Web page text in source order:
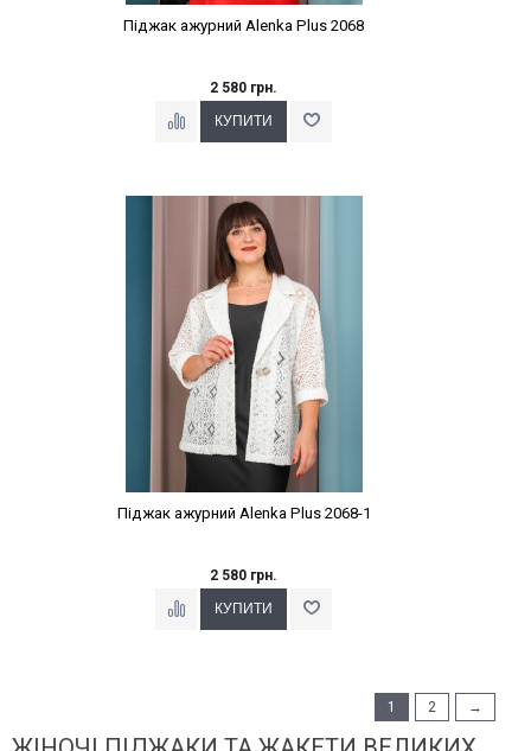
Піджак ажурний Alenka Plus 2068
2 580 грн.
Наклейки Варіант з %
Піджак ажурний Alenka Plus 2068-1
2 580 грн.
1 2 →